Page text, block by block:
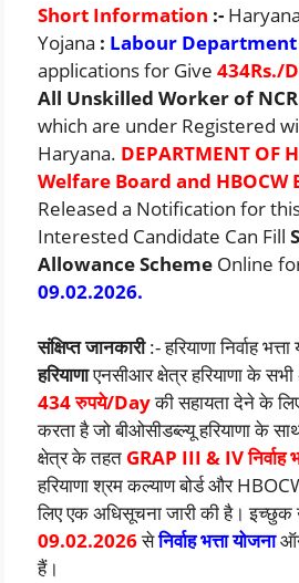
Short Information :-
Yojana : Labour
applications for Give 434Rs./
All Unskilled Worker of
which are under Registered
Haryana. DEPARTMENT OF
Welfare Board and HBOCW
Released a Notification for
Interested Candidate Can Fill
Allowance Scheme Online
09.02.2026.
संक्षिप्त जानकारी:- हरियाणा निर्वाह
हरियाणाएनसीआर क्षेत्र हरियाणा के
434 रुपये/Dayकी सहायता देने के
करता है जो बीओसीडब्ल्यू हरियाणा के
क्षेत्र के तहत GRAP III & IV निर्वाह
हरियाणा श्रम कल्याण बोर्ड और
लिए एक अधिसूचना जारी की है। इच्छुक
09.02.2026सेनिर्वाह भत्ता योजना
हैं।